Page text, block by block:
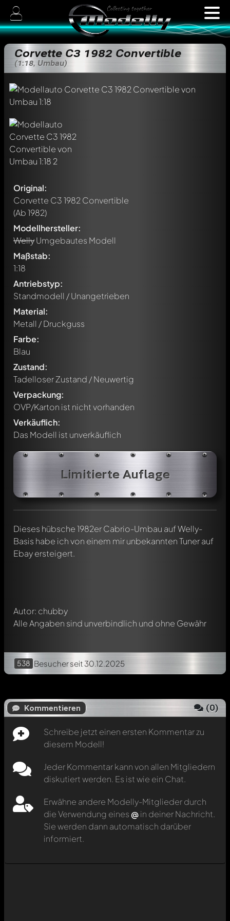
Corvette C3 1982 Convertible
(1:18, Umbau)
Original:
Corvette C3 1982 Convertible
(Ab 1982)
Modellhersteller:
WellyUmgebautes Modell
Maßstab:
1:18
Antriebstyp:
Standmodell / Unangetrieben
Material:
Metall / Druckguss
Farbe:
Blau
Zustand:
Tadelloser Zustand / Neuwertig
Verpackung:
OVP/Karton ist nicht vorhanden
Verkäuflich:
Das Modell ist unverkäuflich
Limitierte Auflage
Dieses hübsche 1982er Cabrio-Umbau auf Welly-
Basis habe ich von einem mir unbekannten Tuner auf
Ebay ersteigert.
Autor: chubby
Alle Angaben sind unverbindlich und ohne Gewähr
538 Besucherseit 30.12.2025
Kommentieren (0)
Schreibe jetzt einen ersten Kommentar zu
diesem Modell!
Jeder Kommentar kann von allen Mitgliedern
diskutiert werden. Es ist wie ein Chat.
Erwähne andere Modelly-Mitglieder durch
die Verwendung eines @in deiner Nachricht.
Sie werden dann automatisch darüber
informiert.
Schreibe jetzt einen ersten Kommentar zu diesem Modell!
Jeder Kommentar kann von allen Mitgliedern diskutiert
werden. Es ist wie ein Chat.
Erwähne andere Modelly-Mitglieder durch die